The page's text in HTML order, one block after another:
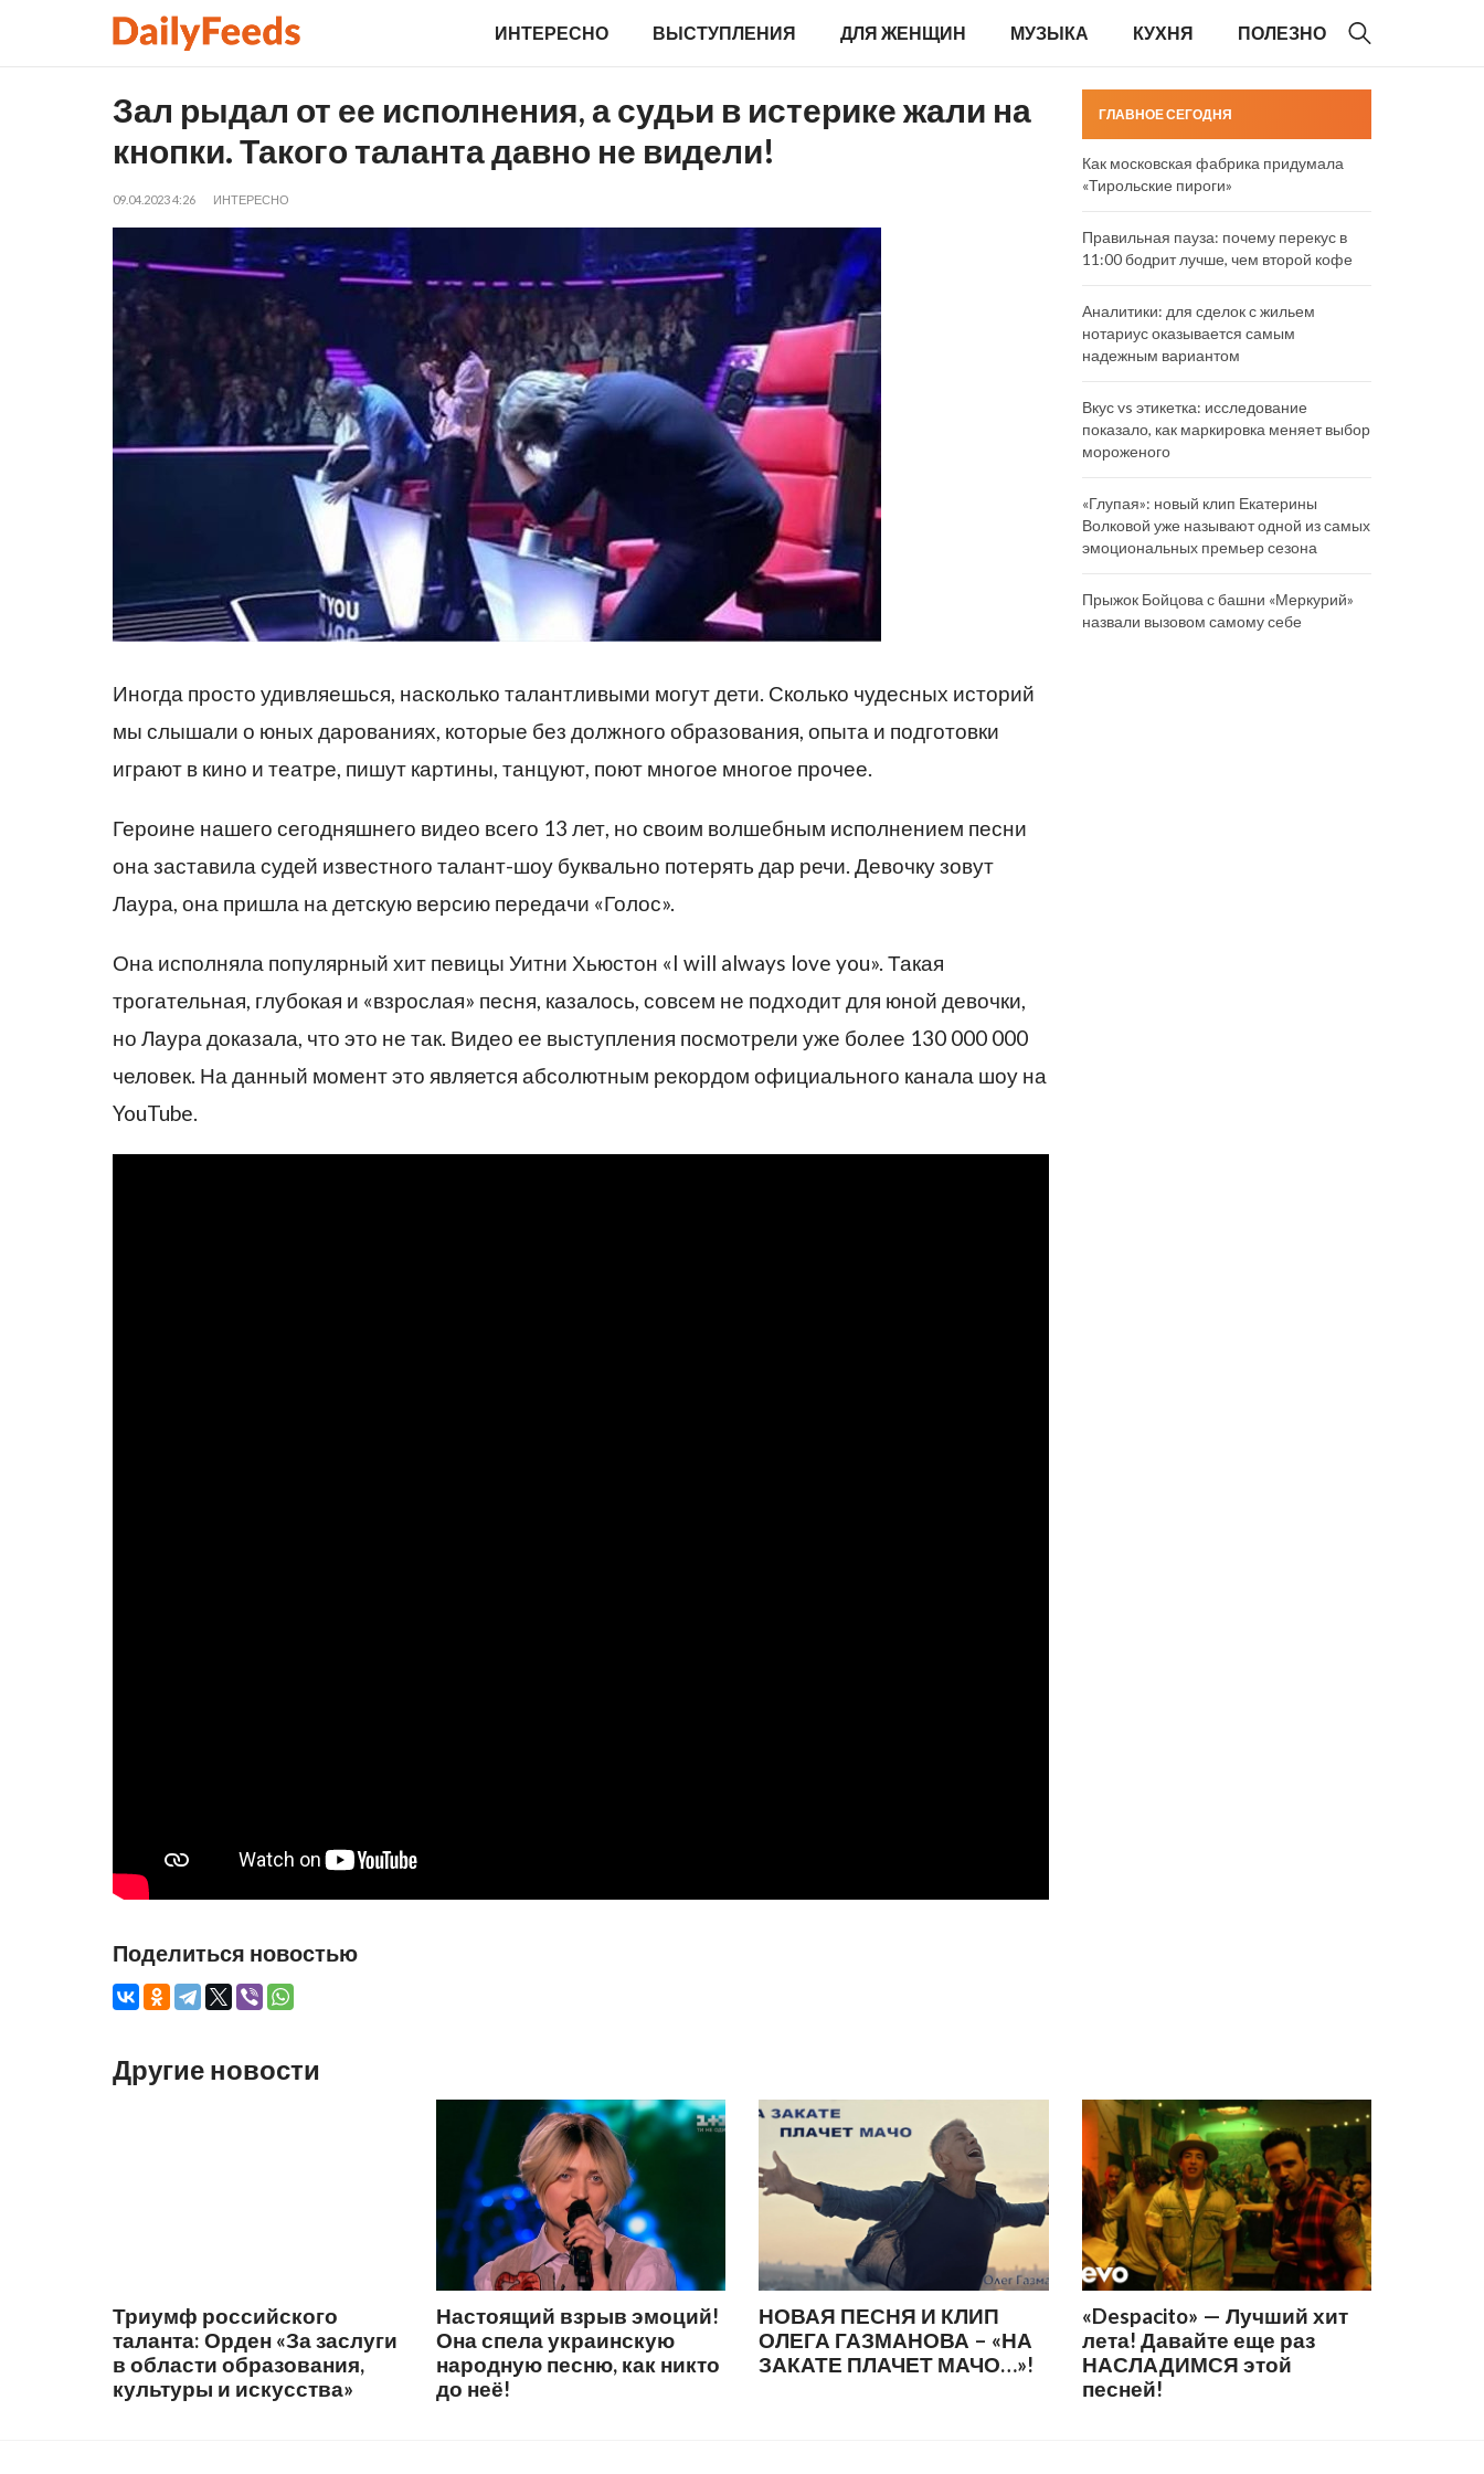
ИНТЕРЕСНО ВЫСТУПЛЕНИЯ ДЛЯ ЖЕНЩИН МУЗЫКА КУХНЯ ПОЛЕЗНО
Зал рыдал от ее исполнения, а судьи в истерике жали на
кнопки. Такого таланта давно не видели!
09.04.2023 4:26 ИНТЕРЕСНО
Иногда просто удивляешься, насколько талантливыми могут дети. Сколько чудесных историй
мы слышали о юных дарованиях, которые без должного образования, опыта и подготовки
играют в кино и театре, пишут картины, танцуют, поют многое многое прочее.
Героине нашего сегодняшнего видео всего 13 лет, но своим волшебным исполнением песни
она заставила судей известного талант-шоу буквально потерять дар речи. Девочку зовут
Лаура, она пришла на детскую версию передачи «Голос».
Она исполняла популярный хит певицы Уитни Хьюстон «I will always love you». Такая
трогательная, глубокая и «взрослая» песня, казалось, совсем не подходит для юной девочки,
но Лаура доказала, что это не так. Видео ее выступления посмотрели уже более 130 000 000
человек. На данный момент это является абсолютным рекордом официального канала шоу на
YouTube.
Поделиться новостью
ГЛАВНОЕ СЕГОДНЯ
Как московская фабрика придумала
«Тирольские пироги»
Правильная пауза: почему перекус в
11:00 бодрит лучше, чем второй кофе
Аналитики: для сделок с жильем
нотариус оказывается самым
надежным вариантом
Вкус vs этикетка: исследование
показало, как маркировка меняет выбор
мороженого
«Глупая»: новый клип Екатерины
Волковой уже называют одной из самых
эмоциональных премьер сезона
Прыжок Бойцова с башни «Меркурий»
назвали вызовом самому себе
Другие новости
Триумф российского
таланта: Орден «За заслуги
в области образования,
культуры и искусства»
Настоящий взрыв эмоций!
Она спела украинскую
народную песню, как никто
до неё!
НОВАЯ ПЕСНЯ И КЛИП
ОЛЕГА ГАЗМАНОВА – «НА
ЗАКАТЕ ПЛАЧЕТ МАЧО…»!
«Despacito» — Лучший хит
лета! Давайте еще раз
НАСЛАДИМСЯ этой
песней!